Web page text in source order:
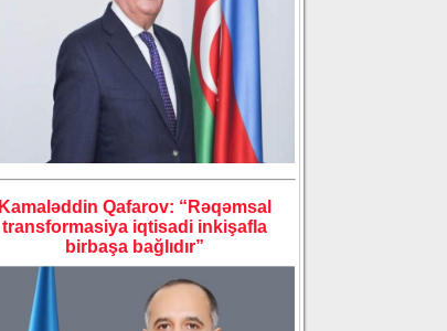
Kamaləddin Qafarov: “Rəqəmsal
transformasiya iqtisadi inkişafla
birbaşa bağlıdır”